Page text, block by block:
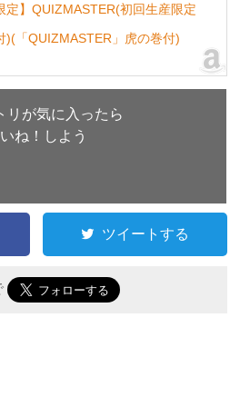
定】QUIZMASTER(初回生産限定
)(「QUIZMASTER」虎の巻付)
リが気に入ったら
ね！しよう
ツイートする